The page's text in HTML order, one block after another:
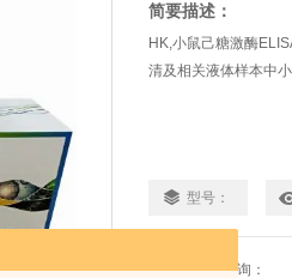
简要描述：
HK,小鼠己糖激酶
清及相关液体样本中
型号：
免费咨询：